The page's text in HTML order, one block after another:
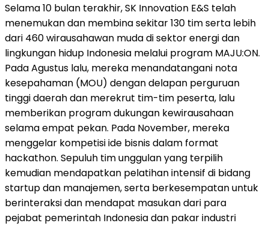
Selama 10 bulan terakhir, SK Innovation E&S telah
menemukan dan membina sekitar 130 tim serta lebih
dari 460 wirausahawan muda di sektor energi dan
lingkungan hidup Indonesia melalui program MAJU:ON.
Pada Agustus lalu, mereka menandatangani nota
kesepahaman (MOU) dengan delapan perguruan
tinggi daerah dan merekrut tim-tim peserta, lalu
memberikan program dukungan kewirausahaan
selama empat pekan. Pada November, mereka
menggelar kompetisi ide bisnis dalam format
hackathon. Sepuluh tim unggulan yang terpilih
kemudian mendapatkan pelatihan intensif di bidang
startup dan manajemen, serta berkesempatan untuk
berinteraksi dan mendapat masukan dari para
pejabat pemerintah Indonesia dan pakar industri